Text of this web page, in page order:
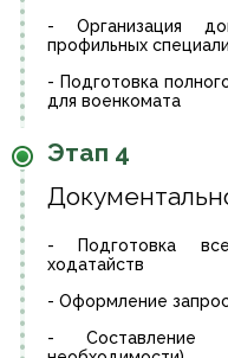
- Организация
профильных
- Подготовка
для военкомата
Этап 4
- Подготовка
ходатайств
- Оформление
-